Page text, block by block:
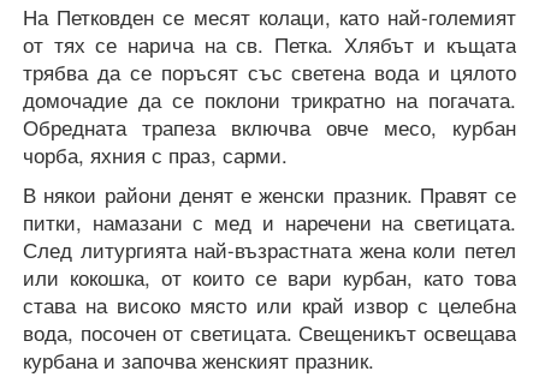
На Петковден се месят колаци, като най-големият
от тях се нарича на св. Петка. Хлябът и къщата
трябва да се поръсят със светена вода и цялото
домочадие да се поклони трикратно на погачата.
Обредната трапеза включва овче месо, курбан
чорба, яхния с праз, сарми.
В някои райони денят е женски празник. Правят се
питки, намазани с мед и наречени на светицата.
След литургията най-възрастната жена коли петел
или кокошка, от които се вари курбан, като това
става на високо място или край извор с целебна
вода, посочен от светицата. Свещеникът освещава
курбана и започва женският празник.